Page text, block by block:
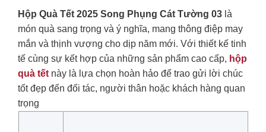
Hộp Quà Tết 2025 Song Phụng Cát Tường 03là
món quà sang trọng và ý nghĩa, mang thông điệp may
mắn và thịnh vượng cho dịp năm mới. Với thiết kế tinh
tế cùng sự kết hợp của những sản phẩm cao cấp, hộp
quà tếtnày là lựa chọn hoàn hảo để trao gửi lời chúc
tốt đẹp đến đối tác, người thân hoặc khách hàng quan
trọng